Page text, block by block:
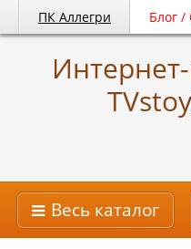
ПК Аллегри Блог /
Весь каталог